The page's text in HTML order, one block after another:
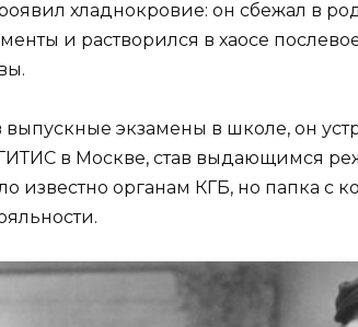
хладнокровие: он сбежал в
и растворился в хаосе
выпускные экзамены в школе, он
в Москве, став выдающимся
известно органам КГБ, но папка с